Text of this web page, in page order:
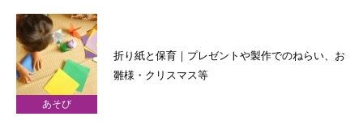
あそび
折り紙と保育｜プレゼントや製作でのねらい、お
雛様・クリスマス等